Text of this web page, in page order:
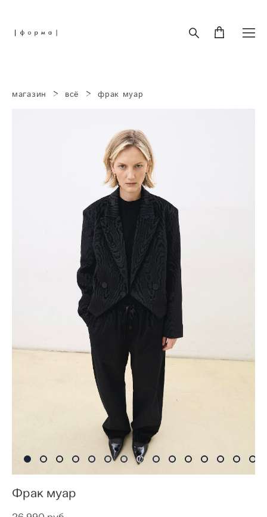
магазин > всё > фрак муар
Фрак муар